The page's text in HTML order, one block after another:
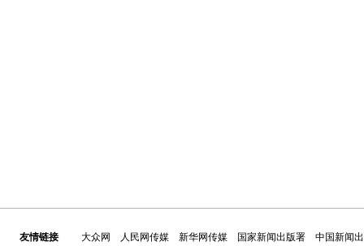
友情链接 大众网 人民网传媒 新华网传媒 国家新闻出版署
中国新闻